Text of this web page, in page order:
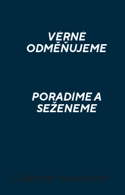
VĚRNÉ
ODMĚŇUJEME
PORADÍME A
SEŽENEME
Odebírat newsletter